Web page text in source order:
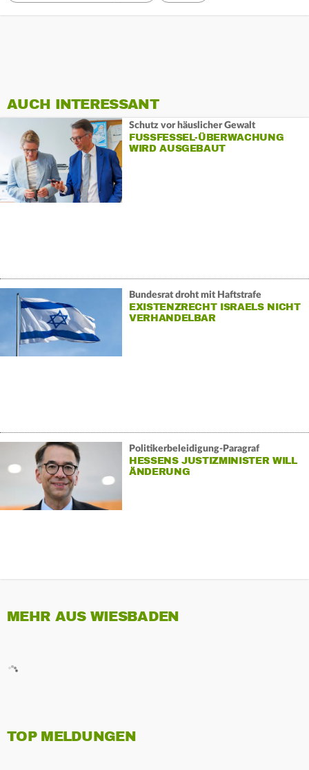
AUCH INTERESSANT
Schutz vor häuslicher Gewalt
FUSSFESSEL-ÜBERWACHUNG W
IRD AUSGEBAUT
Bundesrat droht mit Haftstrafe
EXISTENZRECHT ISRAELS NICHT
VERHANDELBAR
Politikerbeleidigung-Paragraf
HESSENS JUSTIZMINISTER WILL
ÄNDERUNG
MEHR AUS WIESBADEN
TOP MELDUNGEN